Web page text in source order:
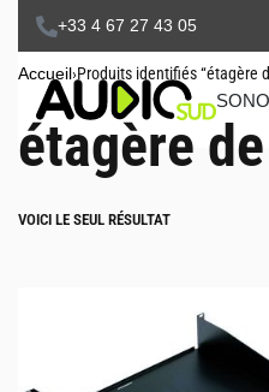
+33 4 67 27 43 05
Accueil›Produits identifiés “étagère
étagère
VOICI LE SEUL RÉSULTAT